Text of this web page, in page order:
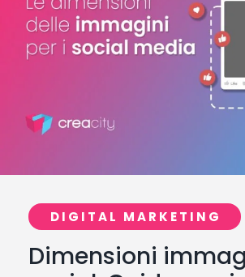
DIGITAL MARKETING
Dimensioni